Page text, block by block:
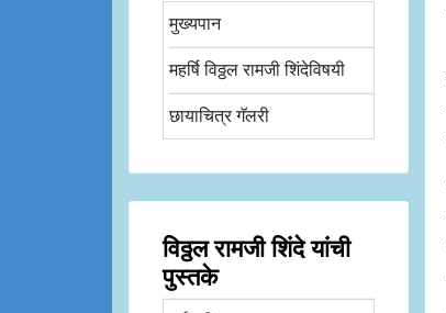
मुख्यपान
महर्षि विठ्ठल रामजी शिंदेविषयी
छायाचित्र गॅलरी
विठ्ठल रामजी शिंदे यांची
पुस्तके